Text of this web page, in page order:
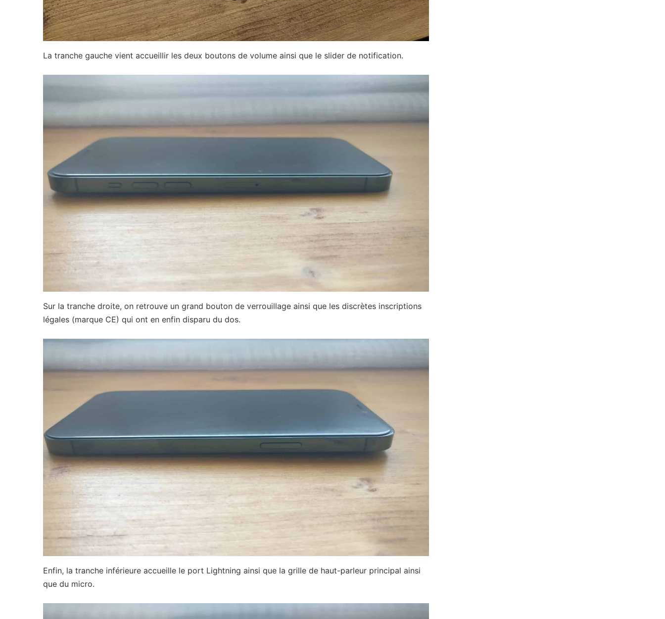
La tranche gauche vient accueillir les deux boutons de volume ainsi que le slider de notification.
Sur la tranche droite, on retrouve un grand bouton de verrouillage ainsi que les discrètes inscriptions
légales (marque CE) qui ont en enfin disparu du dos.
Enfin, la tranche inférieure accueille le port Lightning ainsi que la grille de haut-parleur principal ainsi
que du micro.